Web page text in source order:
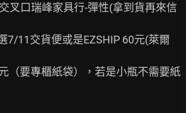
叉口瑞峰家具行-彈性(拿到貨再來信
7/11交貨便或是EZSHIP 60元(萊爾
（要專櫃紙袋），若是小瓶不需要紙